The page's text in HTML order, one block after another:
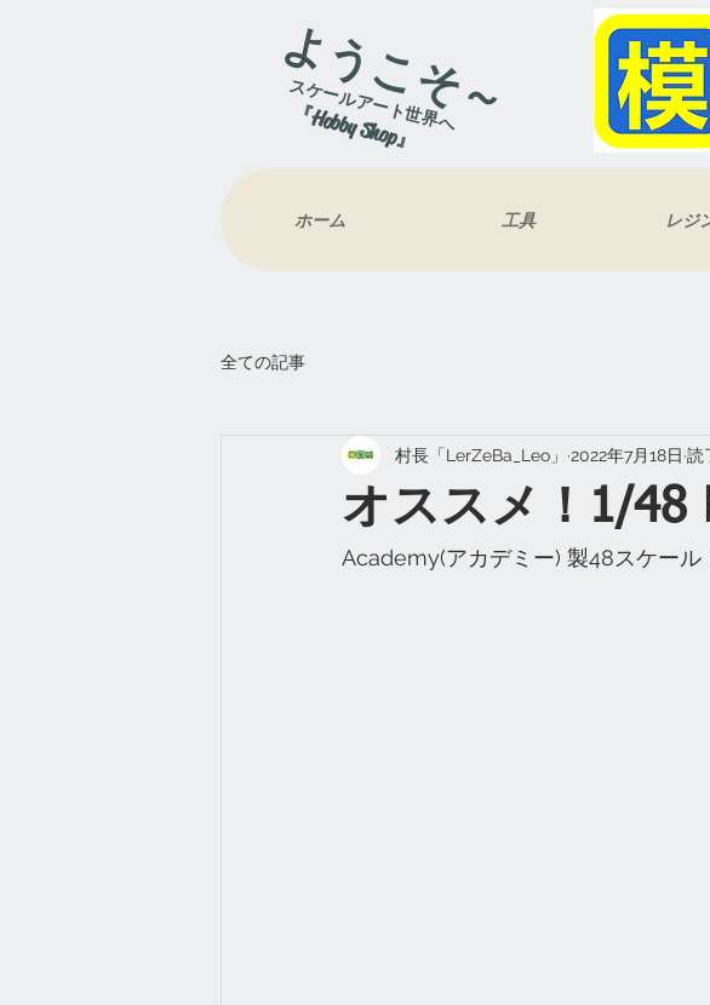
ようこそ～
スケールアート世界へ
『Hobby Shop』
ホーム 工具 レジ
全ての記事
オススメ！1/
村長「LerZeBa_Leo」 2022年7月18日 読
Academy(アカデミー) 製48スケール